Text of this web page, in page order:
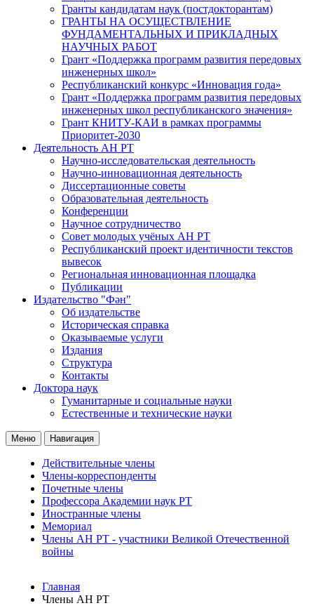
Гранты кандидатам наук (постдокторантам)
ГРАНТЫ НА ОСУЩЕСТВЛЕНИЕ
ФУНДАМЕНТАЛЬНЫХ И ПРИКЛАДНЫХ
НАУЧНЫХ РАБОТ
Грант «Поддержка программ развития передовых
инженерных школ»
Республиканский конкурс «Инновация года»
Грант «Поддержка программ развития передовых
инженерных школ республиканского значения»
Грант КНИТУ-КАИ в рамках программы
Приоритет-2030
Деятельность АН РТ
Научно-исследовательская деятельность
Научно-инновационная деятельность
Диссертационные советы
Образовательная деятельность
Конференции
Научное сотрудничество
Совет молодых учёных АН РТ
Республиканский проект идентичности текстов
вывесок
Региональная инновационная площадка
Публикации
Издательство "Фән"
Об издательстве
Историческая справка
Оказываемые услуги
Издания
Структура
Контакты
Доктора наук
Гуманитарные и социальные науки
Естественные и технические науки
Меню Навигация
Действительные члены
Члены-корреспонденты
Почетные члены
Профессора Академии наук РТ
Иностранные члены
Мемориал
Члены АН РТ - участники Великой Отечественной
войны
Главная
Члены АН РТ